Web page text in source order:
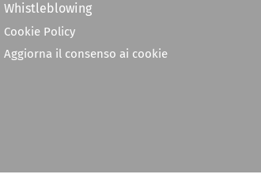
Whistleblowing
Cookie Policy
Aggiorna il consenso ai cookie